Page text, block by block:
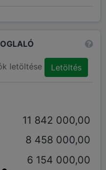
letöltése Letöltés
11 842 000,00
8 458 000,00
6 154 000,00